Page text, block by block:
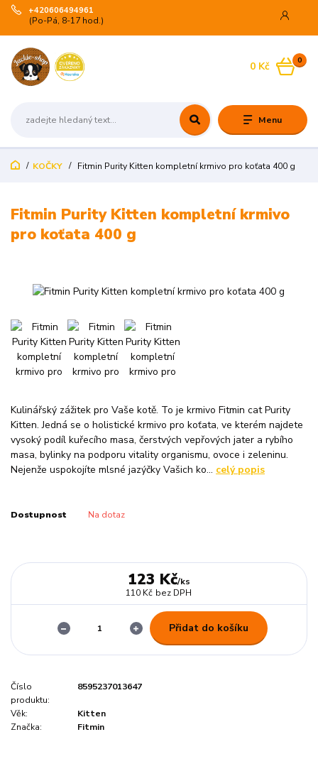
Menu
+420606494961
(Po-Pá, 8-17 hod.)
0
0 Kč
KOČKY Fitmin Purity Kitten kompletní krmivo pro koťata 400 g
Fitmin Purity Kitten kompletní krmivo
pro koťata 400 g
Kulinářský zážitek pro Vaše kotě. To je krmivo Fitmin cat Purity
Kitten. Jedná se o holistické krmivo pro koťata, ve kterém najdete
vysoký podíl kuřecího masa, čerstvých vepřových jater a rybího
masa, bylinky na podporu vitality organismu, ovoce i zeleninu.
Nejenže uspokojíte mlsné jazýčky Vašich ko... celý popis
Dostupnost Na dotaz
123 Kč/ks
110 Kč bez DPH
Přidat do košíku
Číslo
produktu:
8595237013647
Věk:
Kitten
Značka:
Fitmin